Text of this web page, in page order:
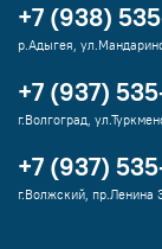
+7 (938)
р.Адыгея,
+7 (937)
г.Волгоград,
+7 (937)
г.Волжский, пр.Ленина